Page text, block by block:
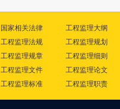
国家相关法律
工程监理法规
工程监理规章
工程监理文件
工程监理标准
工程监理大纲
工程监理规划
工程监理细则
工程监理论文
工程监理职责